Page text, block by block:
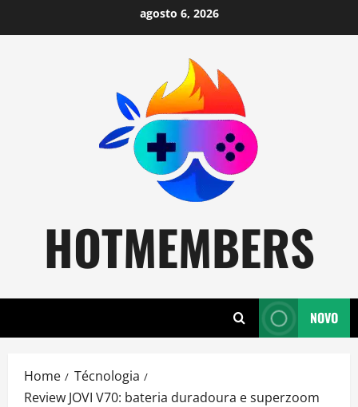
to
agosto 6, 2026
HOTMEMBERS
NOVO
Home
Técnologia
Review JOVI V70: bateria duradoura e superzoom